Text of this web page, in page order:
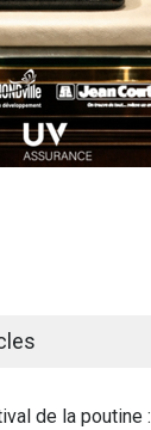
de la poutine :